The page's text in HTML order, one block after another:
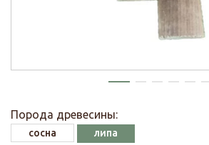
Порода древесины:
сосна липа